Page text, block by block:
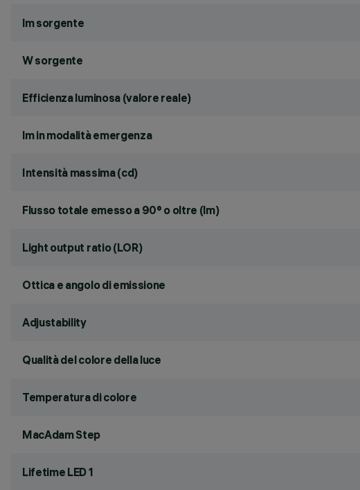
lm sorgente
W sorgente
Efficienza luminosa (valore reale)
lm in modalità emergenza
Intensità massima (cd)
Flusso totale emesso a 90° o oltre (lm)
Light output ratio (LOR)
Ottica e angolo di emissione
Adjustability
Qualità del colore della luce
Temperatura di colore
MacAdam Step
Lifetime LED 1